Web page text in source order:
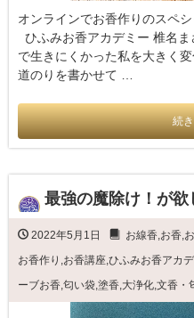
オンラインでお香作りのスペ
ひふみお香アカデミー 椎名
で生きにくかった私を大きく
道のりを書かせて …
続
最強の魔除け！が欲
2022年5月1日 お線香,お香,
お香作り ,お香講座,ひふみお香アカ
ーブお香,匂い袋,塗香,大浄化,文香・